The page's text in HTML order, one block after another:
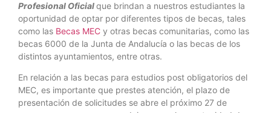
Profesional Oficialque brindan a nuestros estudiantes la
oportunidad de optar por diferentes tipos de becas, tales
como las Becas MEC y otras becas comunitarias, como las
becas 6000 de la Junta de Andalucía o las becas de los
distintos ayuntamientos, entre otras.
En relación a las becas para estudios post obligatorios del
MEC, es importante que prestes atención, el plazo de
presentación de solicitudes se abre el próximo 27 de